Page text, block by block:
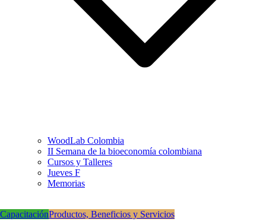
WoodLab Colombia
II Semana de la bioeconomía colombiana
Cursos y Talleres
Jueves F
Memorias
CapacitaciónProductos, Beneficios y Servicios